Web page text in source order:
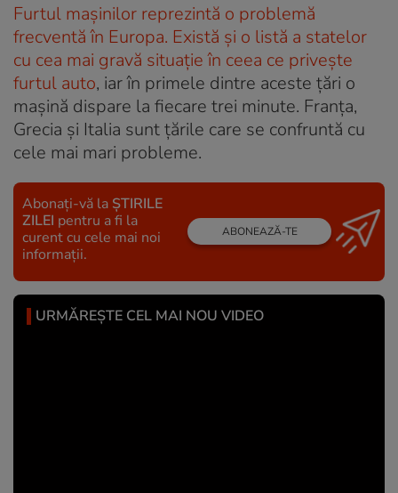
Furtul mașinilor reprezintă o problemă
frecventă în Europa. Există și o listă a statelor
cu cea mai gravă situație în ceea ce privește
furtul auto, iar în primele dintre aceste țări o
mașină dispare la fiecare trei minute. Franța,
Grecia și Italia sunt țările care se confruntă cu
cele mai mari probleme.
Abonați-vă la ȘTIRILE
ZILEI pentru a fi la
curent cu cele mai noi
informații.
ABONEAZĂ-TE
URMĂREȘTE CEL MAI NOU VIDEO